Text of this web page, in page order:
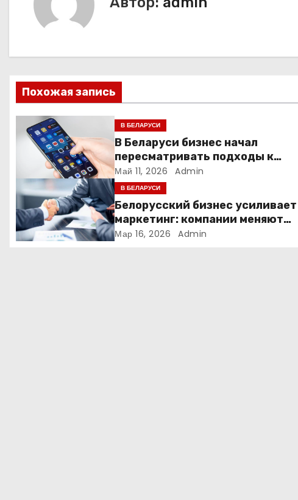
ц
и
я
п
з
а
п
Похожая запись
В БЕЛАРУСИ
В Беларуси бизнес начал
пересматривать подходы к
маркетингу и digital-рекламе
Май 11, 2026 Admin
В БЕЛАРУСИ
Белорусский бизнес усиливает
маркетинг: компании меняют
стратегии продвижения
Мар 16, 2026 Admin